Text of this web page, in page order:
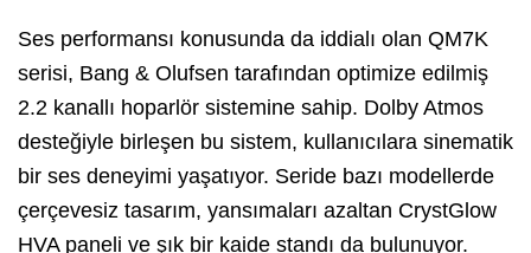
Ses performansı konusunda da iddialı olan QM7K
serisi, Bang & Olufsen tarafından optimize edilmiş
2.2 kanallı hoparlör sistemine sahip. Dolby Atmos
desteğiyle birleşen bu sistem, kullanıcılara sinematik
bir ses deneyimi yaşatıyor. Seride bazı modellerde
çerçevesiz tasarım, yansımaları azaltan CrystGlow
HVA paneli ve şık bir kaide standı da bulunuyor.